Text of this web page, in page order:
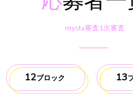
mysta審査1次審査
12ブロック 13